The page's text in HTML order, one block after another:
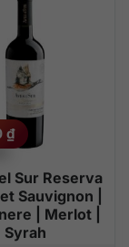
biến
đến cao
thấp
Sur Reserva
Sauvignon |
| Merlot |
Syrah
₫